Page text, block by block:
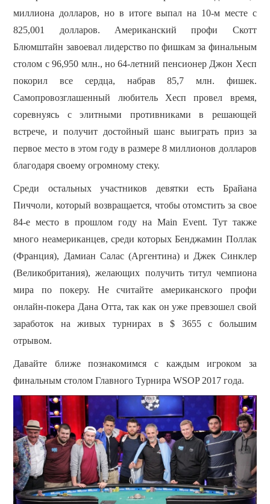
миллиона долларов, но в итоге выпал на 10-м месте с
825,001 долларов.
Американский профи Скотт
Блюмштайн завоевал лидерство по фишкам за финальным
столом с 96,950 млн., но 64-летний пенсионер Джон Хесп
покорил все сердца, набрав 85,7 млн. фишек.
Самопровозглашенный любитель Хесп провел время,
соревнуясь с элитными противниками в решающей
встрече, и получит достойный шанс выиграть приз за
первое место в этом году в размере 8 миллионов долларов
благодаря своему огромному стеку.
Среди остальных участников девятки есть Брайана
Пиччоли, который возвращается, чтобы отомстить за свое
84-е место в прошлом году на Main Event. Тут также
много неамериканцев, среди которых Бенджамин Поллак
(Франция), Дамиан Салас (Аргентина) и Джек Синклер
(Великобритания), желающих получить титул чемпиона
мира по покеру.
Не считайте американского профи
онлайн-покера Дана Отта, так как он уже превзошел свой
заработок на живых турнирах в $ 3655 с большим
отрывом.
Давайте ближе познакомимся с каждым игроком за
финальным столом Главного Турнира WSOP 2017 года.